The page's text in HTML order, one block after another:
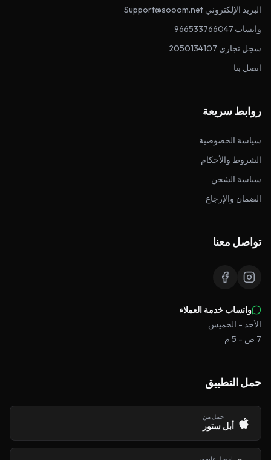
البريد الإلكتروني Support@sooom.net
واتساب 966533766047
سجل تجاري 2050134107
اتصل بنا
روابط سريعة
سياسة الخصوصية
الشروط والأحكام
سياسة الشحن
الضمان والإرجاع
تواصل معنا
واتساب خدمة العملاء
الأحد - الخميس
7 ص - 5 م
حمل التطبيق
حمل من
أبل ستور